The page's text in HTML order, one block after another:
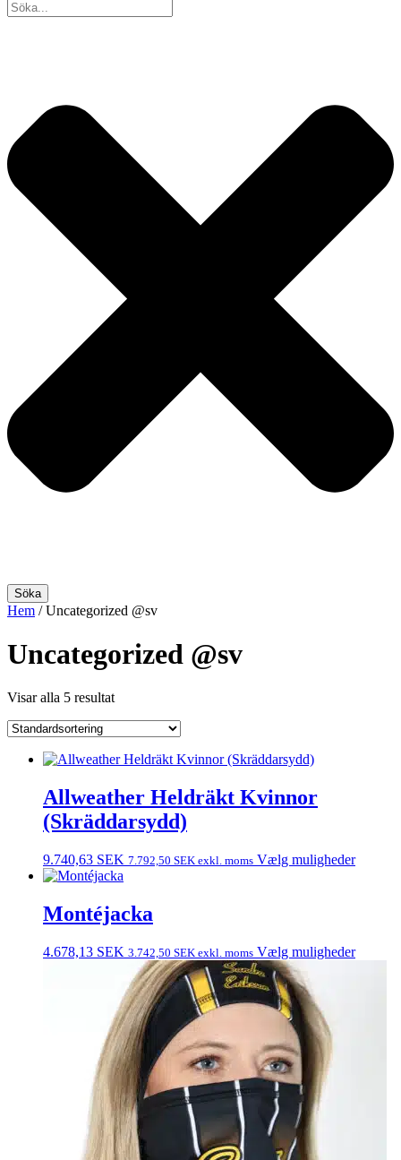
Söka
Hem / Uncategorized @sv
Uncategorized @sv
Visar alla 5 resultat
Allweather Heldräkt Kvinnor
(Skräddarsydd)
9.740,63 SEK 7.792,50 SEK exkl. moms Vælg muligheder
Montéjacka
4.678,13 SEK 3.742,50 SEK exkl. moms Vælg muligheder